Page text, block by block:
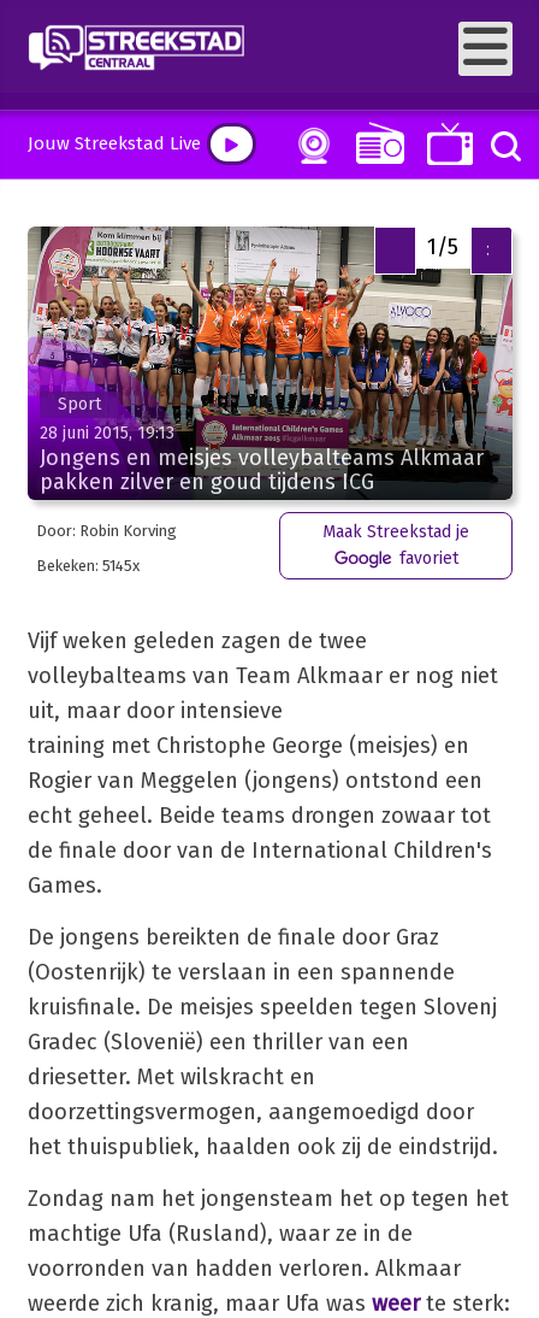
Jouw Streekstad Live
>
2/5
Sport
28 juni 2015, 19:13
Jongens en meisjes volleybalteams Alkmaar
pakken zilver en goud tijdens ICG
Door: Robin Korving
Bekeken: 5145x
Maak Streekstad je
favoriet
Vijf weken geleden zagen de twee
volleybalteams van Team Alkmaar er nog niet
uit, maar door intensieve
training met Christophe George (meisjes) en
Rogier van Meggelen (jongens) ontstond een
echt geheel. Beide teams drongen zowaar tot
de finale door van de International Children's
Games.
De jongens bereikten de finale door Graz
(Oostenrijk) te verslaan in een spannende
kruisfinale. De meisjes speelden tegen Slovenj
Gradec (Slovenië) een thriller van een
driesetter. Met wilskracht en
doorzettingsvermogen, aangemoedigd door
het thuispubliek, haalden ook zij de eindstrijd.
Zondag nam het jongensteam het op tegen het
machtige Ufa (Rusland), waar ze in de
voorronden van hadden verloren. Alkmaar
weerde zich kranig, maar Ufa was weerte sterk: